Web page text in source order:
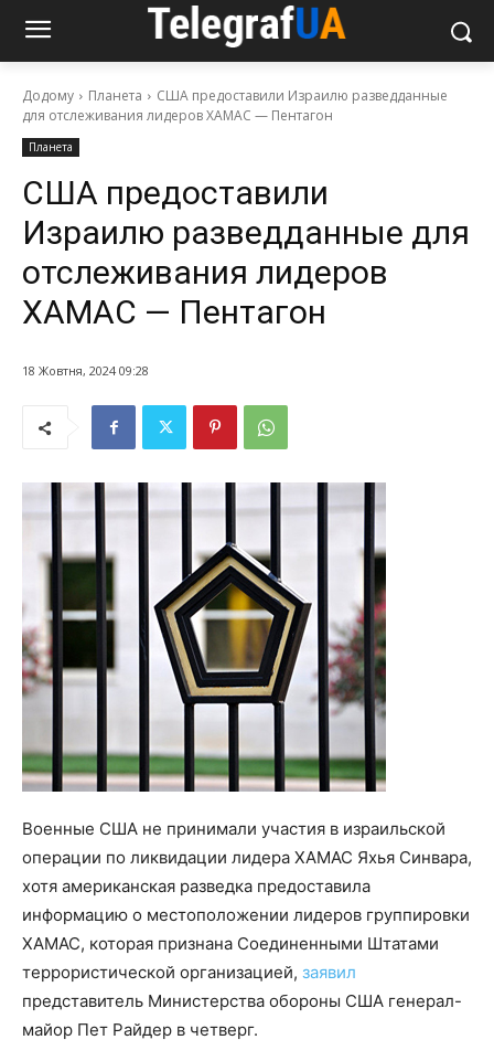
Додому Планета
США предоставили Израилю разведданные
для отслеживания лидеров ХАМАС — Пентагон
Планета
США предоставили
Израилю разведданные для
отслеживания лидеров
ХАМАС — Пентагон
18 Жовтня, 2024 09:28
Военные США не принимали участия в израильской
операции по ликвидации лидера ХАМАС Яхья Синвара,
хотя американская разведка предоставила
информацию о местоположении лидеров группировки
ХАМАС, которая признана Соединенными Штатами
террористической организацией, заявил
представитель Министерства обороны США генерал-
майор Пет Райдер в четверг.